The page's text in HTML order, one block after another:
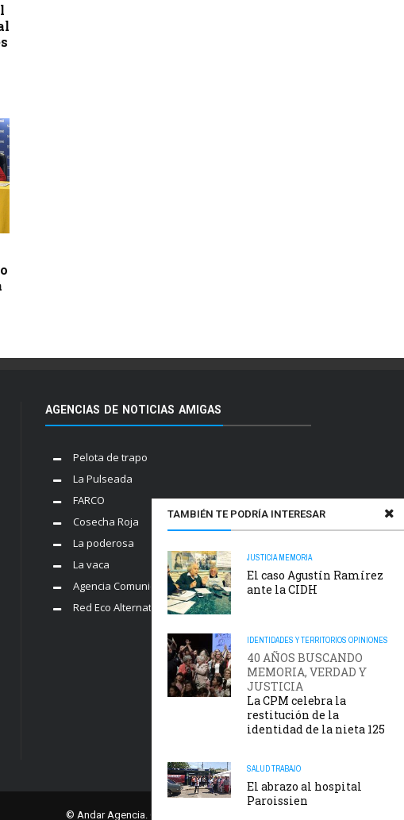
TAMBIÉN TE PODRÍA INTERESAR
JUSTICIA MEMORIA
El caso Agustín Ramírez
ante la CIDH
IDENTIDADES Y TERRITORIOS OPINIONES
40 AÑOS BUSCANDO
MEMORIA, VERDAD Y
JUSTICIA
La CPM celebra la
restitución de la
identidad de la nieta 125
SALUDTRABAJO
El abrazo al hospital
Paroissien
AGENCIAS DE NOTICIAS AMIGAS
Pelota de trapo
La Pulseada
FARCO
Cosecha Roja
La poderosa
La vaca
Agencia Comunica
Red Eco Alternativo
© Andar Agencia. Comisión Provincial por la Memoria